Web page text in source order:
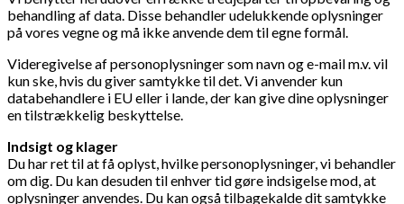
behandling af data. Disse behandler udelukkende oplysninger
på vores vegne og må ikke anvende dem til egne formål.
Videregivelse af personoplysninger som navn og e-mail m.v. vil
kun ske, hvis du giver samtykke til det. Vi anvender kun
databehandlere i EU eller i lande, der kan give dine oplysninger
en tilstrækkelig beskyttelse.
Indsigt og klager
Du har ret til at få oplyst, hvilke personoplysninger, vi behandler
om dig. Du kan desuden til enhver tid gøre indsigelse mod, at
oplysninger anvendes. Du kan også tilbagekalde dit samtykke